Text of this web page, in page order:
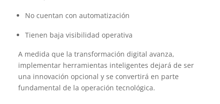
No cuentan con automatización
Tienen baja visibilidad operativa
A medida que la transformación digital avanza,
implementar herramientas inteligentes dejará de ser
una innovación opcional y se convertirá en parte
fundamental de la operación tecnológica.